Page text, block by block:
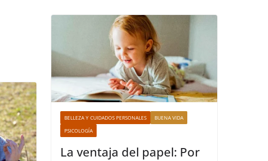
BELLEZA Y CUIDADOS PERSONALES
BUENA VIDA
PSICOLOGÍA
La ventaja del papel: Por